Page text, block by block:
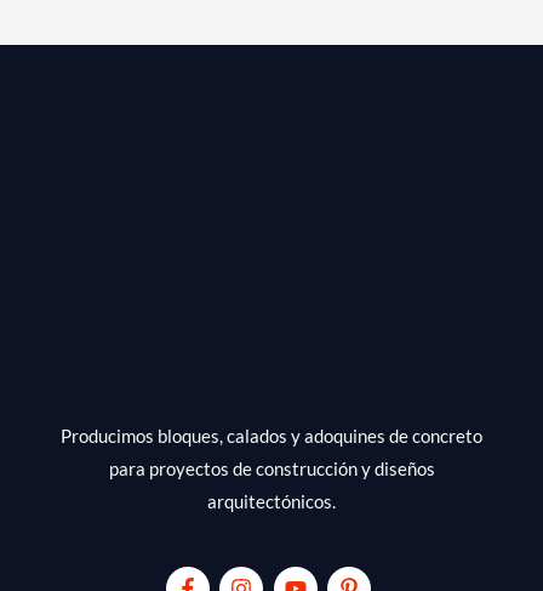
para
Producimos bloques, calados y adoquines de concreto
para proyectos de construcción y diseños
arquitectónicos.